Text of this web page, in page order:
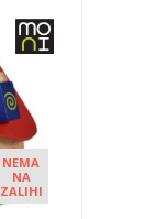
NEMA
NA
ZALIHI